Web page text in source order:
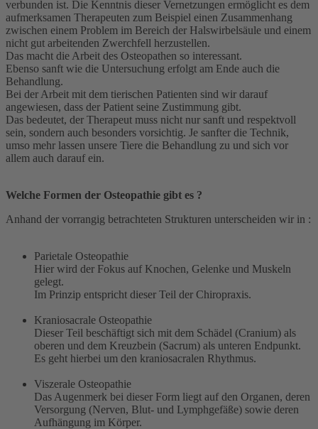
verbunden ist. Die Kenntnis dieser Vernetzungen ermöglicht es dem
aufmerksamen Therapeuten zum Beispiel einen Zusammenhang
zwischen einem Problem im Bereich der Halswirbelsäule und einem
nicht gut arbeitenden Zwerchfell herzustellen.
Das macht die Arbeit des Osteopathen so interessant.
Ebenso sanft wie die Untersuchung erfolgt am Ende auch die
Behandlung.
Bei der Arbeit mit dem tierischen Patienten sind wir darauf
angewiesen, dass der Patient seine Zustimmung gibt.
Das bedeutet, der Therapeut muss nicht nur sanft und respektvoll
sein, sondern auch besonders vorsichtig. Je sanfter die Technik,
umso mehr lassen unsere Tiere die Behandlung zu und sich vor
allem auch darauf ein.
Welche Formen der Osteopathie gibt es ?
Anhand der vorrangig betrachteten Strukturen unterscheiden wir in :
Parietale Osteopathie
Hier wird der Fokus auf Knochen, Gelenke und Muskeln
gelegt.
Im Prinzip entspricht dieser Teil der Chiropraxis.
Kraniosacrale Osteopathie
Dieser Teil beschäftigt sich mit dem Schädel (Cranium) als
oberen und dem Kreuzbein (Sacrum) als unteren Endpunkt.
Es geht hierbei um den kraniosacralen Rhythmus.
Viszerale Osteopathie
Das Augenmerk bei dieser Form liegt auf den Organen, deren
Versorgung (Nerven, Blut- und Lymphgefäße) sowie deren
Aufhängung im Körper.